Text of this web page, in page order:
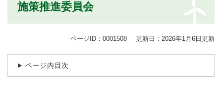
施策推進委員会
ページID：0001508 更新日：2026年1月6日更新
ページ内目次